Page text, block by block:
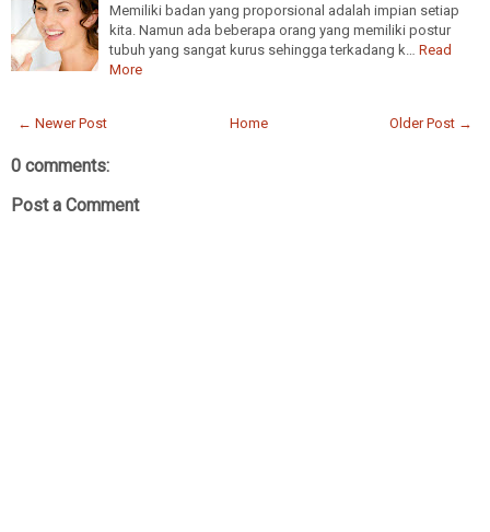
Memiliki badan yang proporsional adalah impian setiap
kita. Namun ada beberapa orang yang memiliki postur
tubuh yang sangat kurus sehingga terkadang k…
Read
More
← Newer Post Older Post →
Home
0 comments:
Post a Comment